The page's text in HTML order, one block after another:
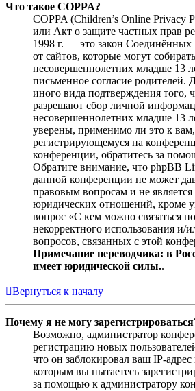
Что такое COPPA?
COPPA (Children’s Online Privacy
или Акт о защите частных прав
1998 г. — это закон
от сайтов, которые могут
несовершеннолетних младше 13
письменное согласие родителей.
иного вида подтверждения того,
разрешают сбор личной
несовершеннолетних младше 13
уверены, применимо ли это к
регистрирующемуся на
конференции, обратитесь за
Обратите внимание, что phpBB
данной конференции не может
правовым вопросам и не является
юридических отношений, кроме
вопрос «С кем можно связаться
некорректного использования и/
вопросов, связанных с этой
Примечание переводчика: в
имеет юридической силы..
Вернуться к началу
Почему я не могу
Возможно, администратор
регистрацию новых
что он заблокировал ваш IP-
которым вы пытаетесь
за помощью к администратору